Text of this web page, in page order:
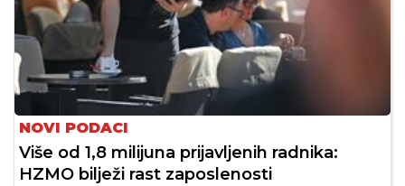
NOVI PODACI
Više od 1,8 milijuna prijavljenih radnika:
HZMO bilježi rast zaposlenosti